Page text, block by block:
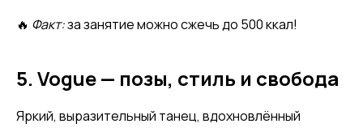
🔥 Факт:за занятие можно сжечь до 500 ккал!
5. Vogue — позы, стиль и свобода
Яркий, выразительный танец, вдохновлённый